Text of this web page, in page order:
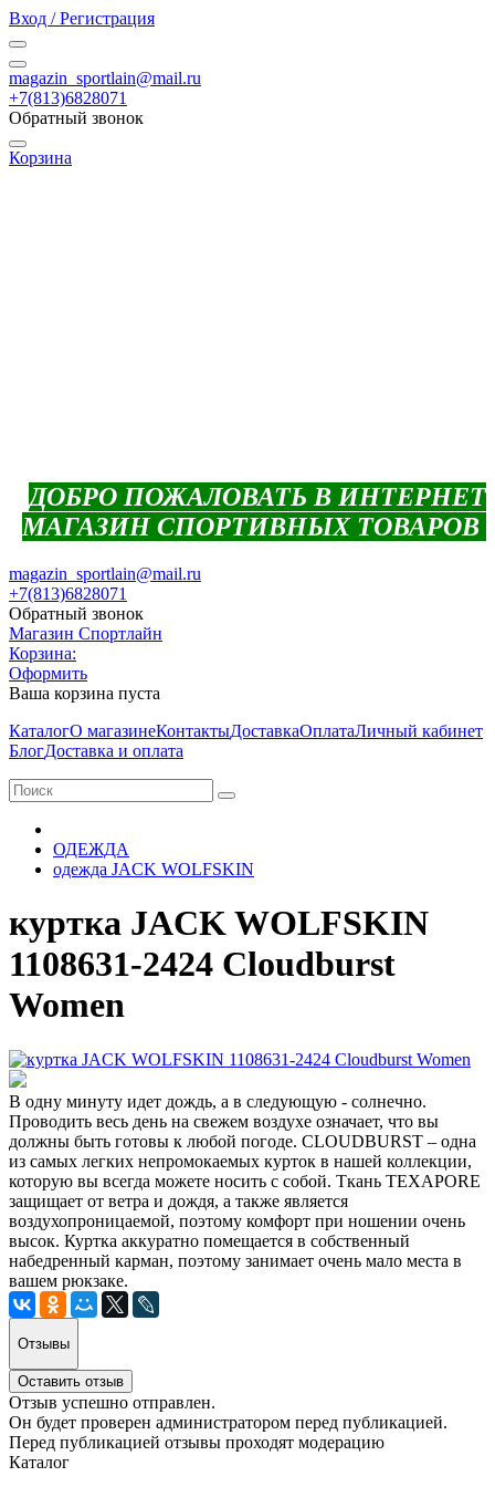
Вход / Регистрация
magazin_sportlain@mail.ru
+7(813)6828071
Обратный звонок
Корзина
ДОБРО ПОЖАЛОВАТЬ В ИНТЕРНЕТ
МАГАЗИН СПОРТИВНЫХ ТОВАРОВ
magazin_sportlain@mail.ru
+7(813)6828071
Обратный звонок
Магазин Спортлайн
Корзина:
Оформить
Ваша корзина пуста
КаталогО магазинеКонтактыДоставкаОплатаЛичный кабинет
БлогДоставка и оплата
ОДЕЖДА
одежда JACK WOLFSKIN
куртка JACK WOLFSKIN
1108631-2424 Cloudburst
Women
В одну минуту идет дождь, а в следующую - солнечно.
Проводить весь день на свежем воздухе означает, что вы
должны быть готовы к любой погоде. CLOUDBURST – одна
из самых легких непромокаемых курток в нашей коллекции,
которую вы всегда можете носить с собой. Ткань TEXAPORE
защищает от ветра и дождя, а также является
воздухопроницаемой, поэтому комфорт при ношении очень
высок. Куртка аккуратно помещается в собственный
набедренный карман, поэтому занимает очень мало места в
вашем рюкзаке.
Отзывы
Оставить отзыв
Отзыв успешно отправлен.
Он будет проверен администратором перед публикацией.
Перед публикацией отзывы проходят модерацию
Каталог